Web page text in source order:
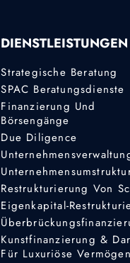
DIENSTLEISTUNGEN
Strategische Beratung
SPAC Beratungsdienste
Finanzierung Und
Börsengänge
Due Diligence
Restrukturierung Von
Eigenkapital-
Kunstfinanzierung &
Für Luxuriöse